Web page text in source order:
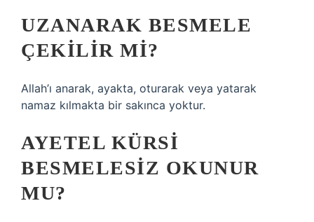
UZANARAK BESMELE
ÇEKILIR MI?
Allah’ı anarak, ayakta, oturarak veya yatarak
namaz kılmakta bir sakınca yoktur.
AYETEL KÜRSI
BESMELESIZ OKUNUR
MU?